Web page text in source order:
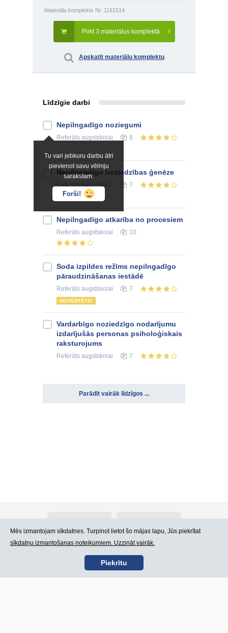
Materiālu komplekts Nr. 1161514
Pirkt 3 materiālus komplektā
Apskatīt materiālu komplektu
Līdzīgie darbi
Tu vari jebkuru darbu ātri
pievienot savu vēlmju
sarakstam.
Forši!
Nepilngadīgo noziegumi
Referāts augstskolai 8
Nepilngadīgo noziedzības ģenēze
Referātsaugstskolai 7
Nepilngadīgo atkarība no procesiem
Referāts augstskolai 10
Soda izpildes režīms nepilngadīgo
pāraudzināšanas iestādē
Referāts augstskolai 7
NOVĒRTĒTS!
Vardarbīgo noziedzīgo nodarījumu
izdarījušās personas psiholoģiskais
raksturojums
Referāts augstskolai 7
Parādīt vairāk līdzīgos ...
Kontakti Lietošanas noteikumi
Mēs izmantojam sīkdatnes. Turpinot lietot šo mājas lapu, Jūs piekrītat
sīkdatņu izmantošanas noteikumiem. Uzzināt vairāk.
Piekrītu